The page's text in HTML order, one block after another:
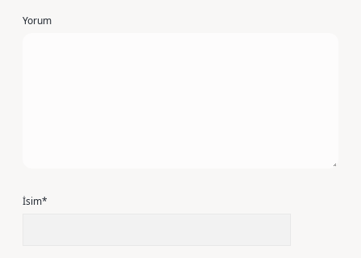
Yorum
İsim*